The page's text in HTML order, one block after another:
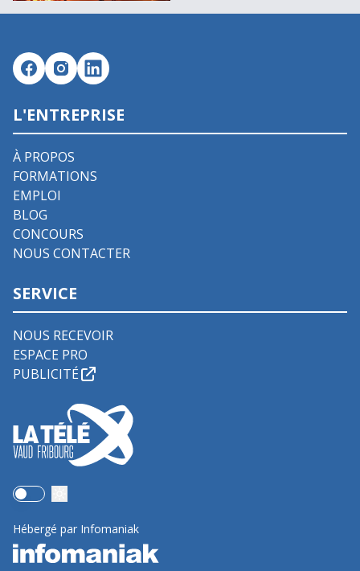
L'ENTREPRISE
À PROPOS
FORMATIONS
EMPLOI
BLOG
CONCOURS
NOUS CONTACTER
SERVICE
NOUS RECEVOIR
ESPACE PRO
PUBLICITÉ
Use setting
Hébergé par Infomaniak